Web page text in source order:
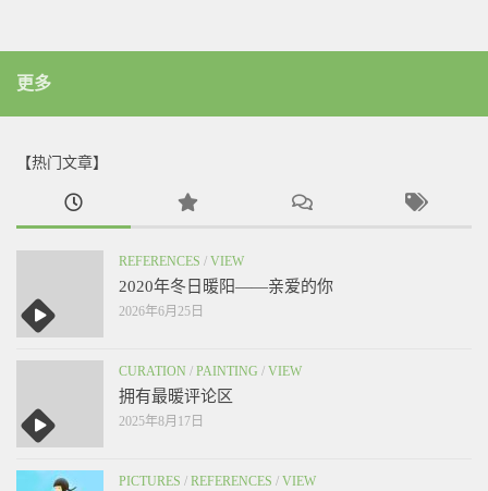
更多
【热门文章】
REFERENCES / VIEW
2020年冬日暖阳——亲爱的你
2026年6月25日
CURATION / PAINTING / VIEW
拥有最暖评论区
2025年8月17日
PICTURES / REFERENCES / VIEW